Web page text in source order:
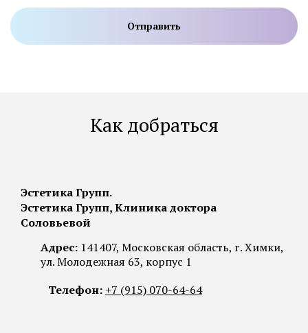
Как добраться
Эстетика Групп.
Эстетика Групп, Клиника доктора
Соловьевой
Адрес:141407, Московская область, г. Химки,
ул. Молодежная 63, корпус 1
Телефон: +7 (915) 070-64-64